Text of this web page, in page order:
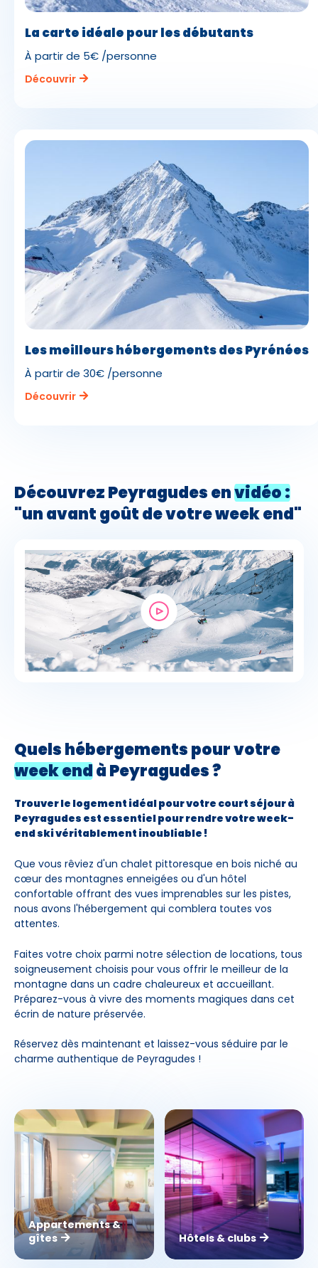
La carte idéale pour les débutants
À partir de 5€ /personne
Découvrir
Les meilleurs hébergements des Pyrénées
À partir de 30€ /personne
Découvrir
Découvrez Peyragudes envidéo :
"un avant goût de votre week end"
Quels hébergements pour votre
week endà Peyragudes ?
Trouver le logement idéal pour votre court séjour à
Peyragudes est essentiel pour rendre votre week-
end ski véritablement inoubliable !
Que vous rêviez d'un chalet pittoresque en bois niché au
cœur des montagnes enneigées ou d'un hôtel
confortable offrant des vues imprenables sur les pistes,
nous avons l'hébergement qui comblera toutes vos
attentes.
Faites votre choix parmi notre sélection de locations, tous
soigneusement choisis pour vous offrir le meilleur de la
montagne dans un cadre chaleureux et accueillant.
Préparez-vous à vivre des moments magiques dans cet
écrin de nature préservée.
Réservez dès maintenant et laissez-vous séduire par le
charme authentique de Peyragudes !
Appartements &
gîtes
Hôtels & clubs